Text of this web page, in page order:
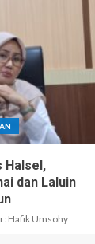
Halsel,
dan Laluin
Hafik Umsohy